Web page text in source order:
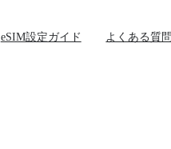
eSIM設定ガイド よくある質問